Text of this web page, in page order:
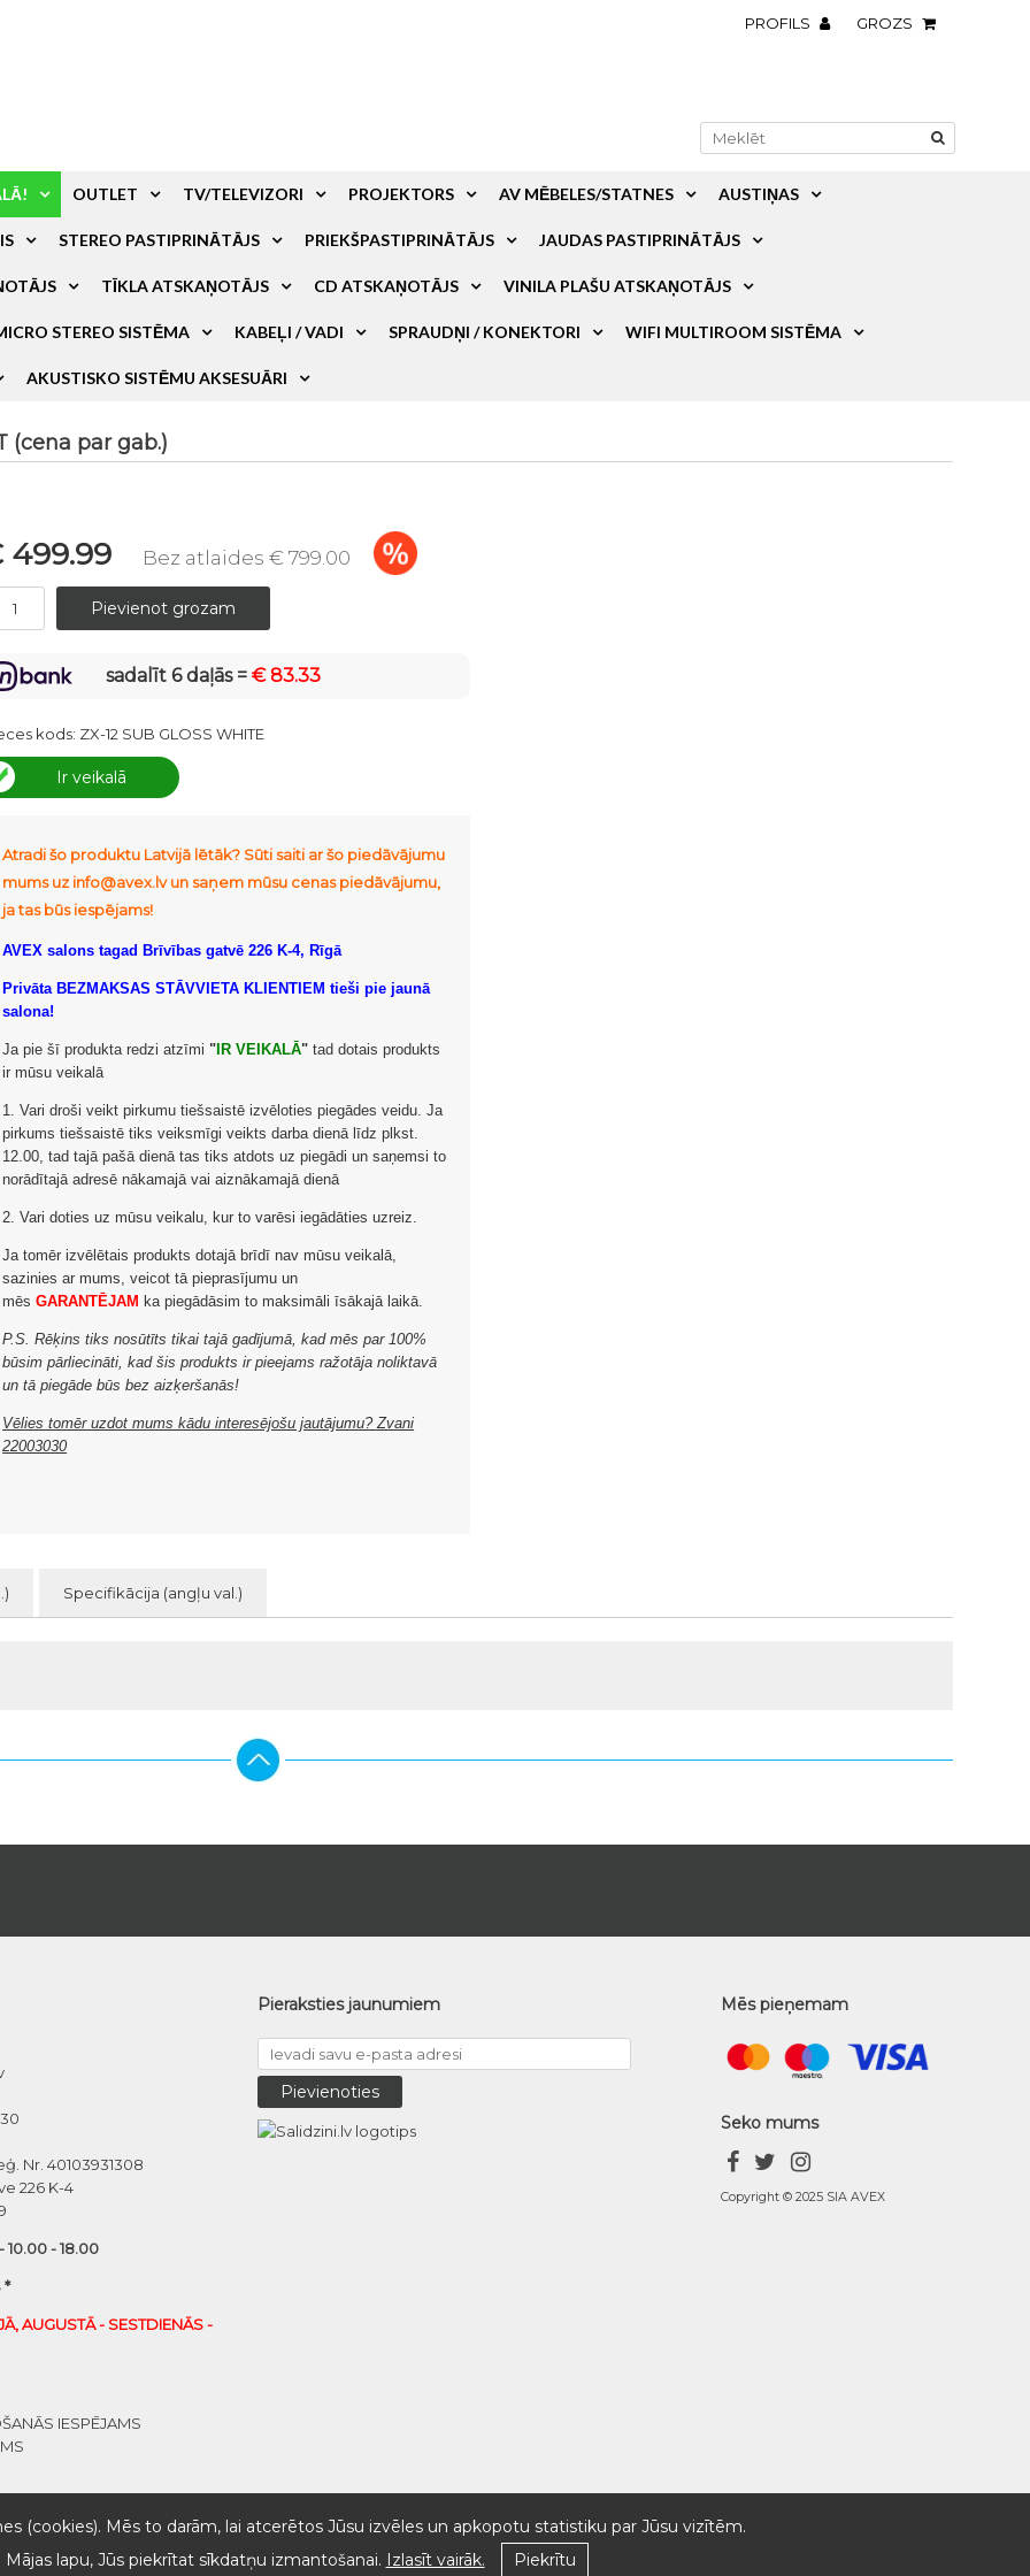
PROFILS GROZS
OUTLET TV/TELEVIZORI PROJEKTORS AV MĒBELES/STATNES AUSTIŅAS
STEREO PASTIPRINĀTĀJS PRIEKŠPASTIPRINĀTĀJS JAUDAS PASTIPRINĀTĀJS
TĪKLA ATSKAŅOTĀJS CD ATSKAŅOTĀJS VINILA PLAŠU ATSKAŅOTĀJS
STEREO SISTĒMA KABEĻI / VADI SPRAUDŅI / KONEKTORI WIFI MULTIROOM SISTĒMA
AKUSTISKO SISTĒMU AKSESUĀRI
(cena par gab.)
499.99 Bez atlaides € 799.00
sadalīt 6 daļās =€ 83.33
kods: ZX-12 SUB GLOSS WHITE
Ir veikalā
Atradi šo produktu Latvijā lētāk? Sūti saiti ar šo piedāvājumu
mums uz info@avex.lv un saņem mūsu cenas piedāvājumu,
ja tas būs iespējams!
AVEX salons tagad Brīvības gatvē 226 K-4, Rīgā
Privāta BEZMAKSAS STĀVVIETA KLIENTIEM tieši pie jaunā
salona!
Ja pie šī produkta redzi atzīmi " IR VEIKALĀ" tad dotais produkts
ir mūsu veikalā
1. Vari droši veikt pirkumu tiešsaistē izvēloties piegādes veidu. Ja
pirkums tiešsaistē tiks veiksmīgi veikts darba dienā līdz plkst.
12.00, tad tajā pašā dienā tas tiks atdots uz piegādi un saņemsi to
norādītajā adresē nākamajā vai aiznākamajā dienā
2. Vari doties uz mūsu veikalu, kur to varēsi iegādāties uzreiz.
Ja tomēr izvēlētais produkts dotajā brīdī nav mūsu veikalā,
sazinies ar mums, veicot tā pieprasījumu un
mēsGARANTĒJAM ka piegādāsim to maksimāli īsākajā laikā.
P.S. Rēķins tiks nosūtīts tikai tajā gadījumā, kad mēs par 100%
būsim pārliecināti, kad šis produkts ir pieejams ražotāja noliktavā
un tā piegāde būs bez aizķeršanās!
Vēlies tomēr uzdot mums kādu interesējošu jautājumu? Zvani
22003030
Specifikācija (angļu val.)
Nr. 40103931308
226 K-4
10.00 - 18.00
*
AUGUSTĀ - SESTDIENĀS -
IESPĒJAMS
Pieraksties jaunumiem Mēs pieņemam
Seko mums
Copyright © 2025 SIA AVEX
(cookies). Mēs to darām, lai atcerētos Jūsu izvēles un apkopotu statistiku par Jūsu vizītēm.
lapu, Jūs piekrītat sīkdatņu izmantošanai. Izlasīt vairāk. Piekrītu